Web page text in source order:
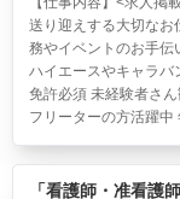
送り迎えする大切なお
務やイベントのお手伝
ハイエースやキャラバ
免許必須 未経験者さ
フリーターの方活躍中
「看護師・准看護